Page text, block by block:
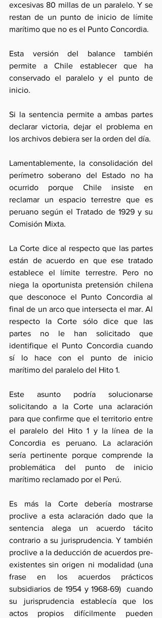
excesivas 80 millas de un paralelo. Y se
restan de un punto de inicio de límite
marítimo que no es el Punto Concordia.
Esta versión del balance también
permite a Chile establecer que ha
conservado el paralelo y el punto de
inicio.
Si la sentencia permite a ambas partes
declarar victoria, dejar el problema en
los archivos debiera ser la orden del día.
Lamentablemente, la consolidación del
perímetro soberano del Estado no ha
ocurrido porque Chile insiste en
reclamar un espacio terrestre que es
peruano según el Tratado de 1929 y su
Comisión Mixta.
La Corte dice al respecto que las partes
están de acuerdo en que ese tratado
establece el límite terrestre. Pero no
niega la oportunista pretensión chilena
que desconoce el Punto Concordia al
final de un arco que intersecta el mar. Al
respecto la Corte sólo dice que las
partes no le han solicitado que
identifique el Punto Concordia cuando
sí lo hace con el punto de inicio
marítimo del paralelo del Hito 1.
Este asunto podría solucionarse
solicitando a la Corte una aclaración
para que confirme que el territorio entre
el paralelo del Hito 1 y la línea de la
Concordia es peruano. La aclaración
sería pertinente porque comprende la
problemática del punto de inicio
marítimo reclamado por el Perú.
Es más la Corte debería mostrarse
proclive a esta aclaración dado que la
sentencia alega un acuerdo tácito
contrario a su jurisprudencia. Y también
proclive a la deducción de acuerdos pre-
existentes sin origen ni modalidad (una
frase en los acuerdos prácticos
subsidiarios de 1954 y 1968-69)  cuando
su jurisprudencia establecía que los
actos propios difícilmente pueden